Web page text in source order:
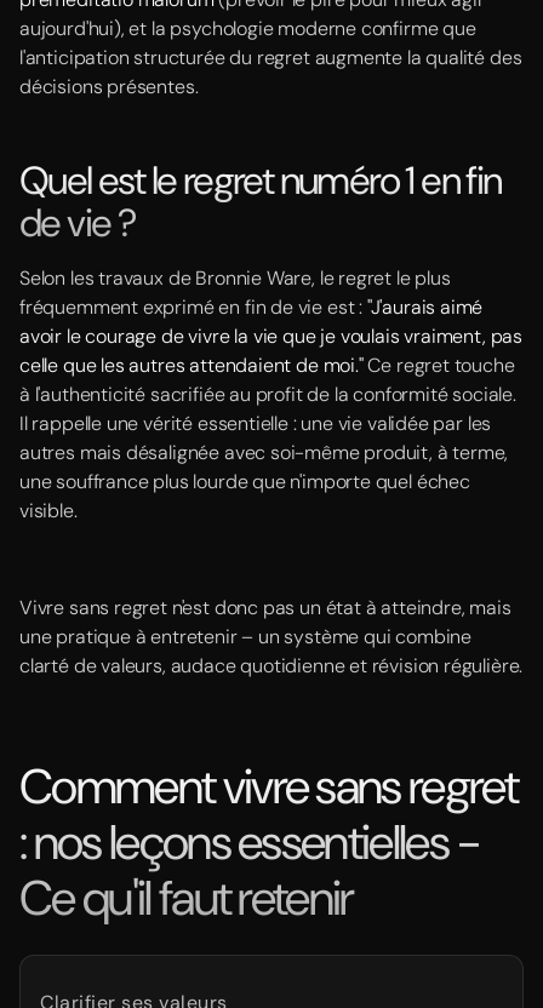
aujourd'hui), et la psychologie moderne confirme que
l'anticipation structurée du regret augmente la qualité des
décisions présentes.
Quel est le regret numéro 1 en fin
de vie ?
Selon les travaux de Bronnie Ware, le regret le plus
fréquemment exprimé en fin de vie est :"J'aurais aimé
avoir le courage de vivre la vie que je voulais vraiment, pas
celle que les autres attendaient de moi."Ce regret touche
à l'authenticité sacrifiée au profit de la conformité sociale.
Il rappelle une vérité essentielle : une vie validée par les
autres mais désalignée avec soi-même produit, à terme,
une souffrance plus lourde que n'importe quel échec
visible.
Vivre sans regret n'est donc pas un état à atteindre, mais
une pratique à entretenir – un système qui combine
clarté de valeurs, audace quotidienne et révision régulière.
Comment vivre sans regret
: nos leçons essentielles -
Ce qu'il faut retenir
Clarifier ses valeurs